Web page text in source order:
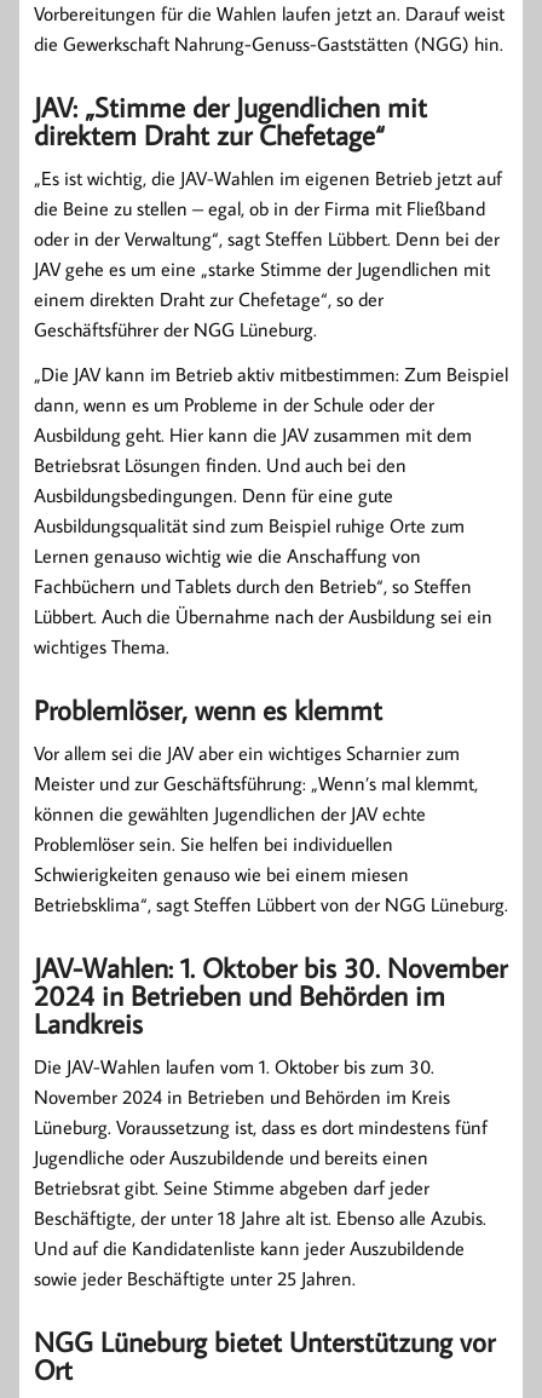
Vorbereitungen für die Wahlen laufen jetzt an. Darauf weist
die Gewerkschaft Nahrung-Genuss-Gaststätten (NGG) hin.
JAV: „Stimme der Jugendlichen mit
direktem Draht zur Chefetage“
„Es ist wichtig, die JAV-Wahlen im eigenen Betrieb jetzt auf
die Beine zu stellen – egal, ob in der Firma mit Fließband
oder in der Verwaltung“, sagt Steffen Lübbert. Denn bei der
JAV gehe es um eine „starke Stimme der Jugendlichen mit
einem direkten Draht zur Chefetage“, so der
Geschäftsführer der NGG Lüneburg.
„Die JAV kann im Betrieb aktiv mitbestimmen: Zum Beispiel
dann, wenn es um Probleme in der Schule oder der
Ausbildung geht. Hier kann die JAV zusammen mit dem
Betriebsrat Lösungen finden. Und auch bei den
Ausbildungsbedingungen. Denn für eine gute
Ausbildungsqualität sind zum Beispiel ruhige Orte zum
Lernen genauso wichtig wie die Anschaffung von
Fachbüchern und Tablets durch den Betrieb“, so Steffen
Lübbert. Auch die Übernahme nach der Ausbildung sei ein
wichtiges Thema.
Problemlöser, wenn es klemmt
Vor allem sei die JAV aber ein wichtiges Scharnier zum
Meister und zur Geschäftsführung: „Wenn’s mal klemmt,
können die gewählten Jugendlichen der JAV echte
Problemlöser sein. Sie helfen bei individuellen
Schwierigkeiten genauso wie bei einem miesen
Betriebsklima“, sagt Steffen Lübbert von der NGG Lüneburg.
JAV-Wahlen: 1. Oktober bis 30. November
2024 in Betrieben und Behörden im
Landkreis
Die JAV-Wahlen laufen vom 1. Oktober bis zum 30.
November 2024 in Betrieben und Behörden im Kreis
Lüneburg. Voraussetzung ist, dass es dort mindestens fünf
Jugendliche oder Auszubildende und bereits einen
Betriebsrat gibt. Seine Stimme abgeben darf jeder
Beschäftigte, der unter 18 Jahre alt ist. Ebenso alle Azubis.
Und auf die Kandidatenliste kann jeder Auszubildende
sowie jeder Beschäftigte unter 25 Jahren.
NGG Lüneburg bietet Unterstützung vor
Ort